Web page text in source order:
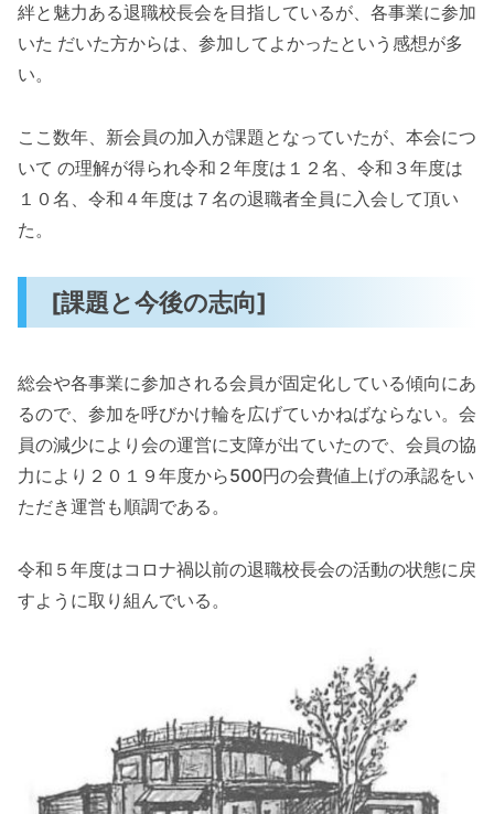
絆と魅力ある退職校長会を目指しているが、各事業に参加
いた だいた方からは、参加してよかったという感想が多
い。
ここ数年、新会員の加入が課題となっていたが、本会につ
いて の理解が得られ令和２年度は１２名、令和３年度は
１０名、令和４年度は７名の退職者全員に入会して頂い
た。
[課題と今後の志向]
総会や各事業に参加される会員が固定化している傾向にあ
るので、参加を呼びかけ輪を広げていかねばならない。会
員の減少により会の運営に支障が出ていたので、会員の協
力により２０１９年度から500円の会費値上げの承認をい
ただき運営も順調である。
令和５年度はコロナ禍以前の退職校長会の活動の状態に戻
すように取り組んでいる。